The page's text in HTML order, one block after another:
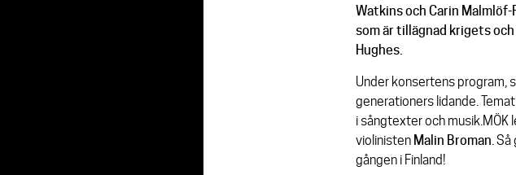
Watkins och Carin
som är tillägnad krigets
Hughes.
Under konsertens program,
generationers lidande.
i sångtexter och
violinisten Malin Broman.
gången i Finland!